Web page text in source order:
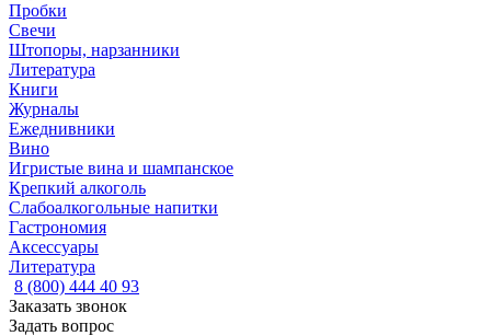
Пробки
Свечи
Штопоры, нарзанники
Литература
Книги
Журналы
Ежеднивники
Вино
Игристые вина и шампанское
Крепкий алкоголь
Слабоалкогольные напитки
Гастрономия
Аксессуары
Литература
8 (800) 444 40 93
Заказать звонок
Задать вопрос